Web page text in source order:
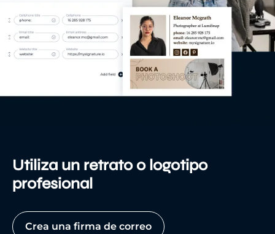
Utiliza un retrato o logotipo
profesional
Crea una firma de correo